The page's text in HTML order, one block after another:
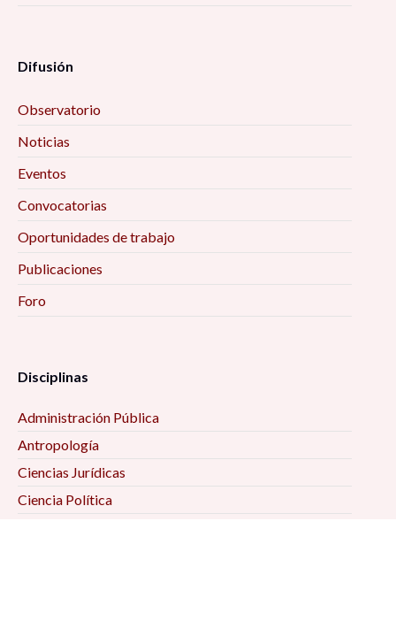
Difusión
Observatorio
Noticias
Eventos
Convocatorias
Oportunidades de trabajo
Publicaciones
Foro
Disciplinas
Administración Pública
Antropología
Ciencias Jurídicas
Ciencia Política